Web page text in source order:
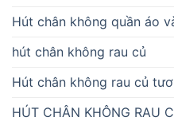
Hút chân không quần áo
hút chân không rau củ
Hút chân không rau củ
HÚT CHÂN KHÔNG RAU